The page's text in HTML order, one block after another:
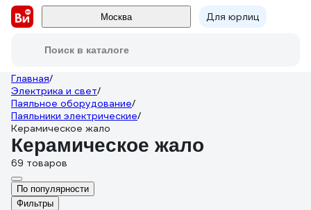
Москва Для юрлиц
Поиск в каталоге
Главная/
Электрика и свет/
Паяльное оборудование/
Паяльники электрические/
Керамическое жало
Керамическое жало
69 товаров
По популярности
Фильтры